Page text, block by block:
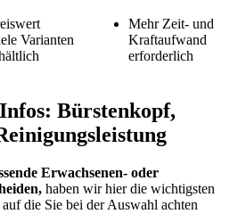
Varianten
Mehr Zeit- und
Kraftaufwand
erforderlich
Bürstenkopf,
Erwachsenen- oder
haben wir hier die wichtigsten
die Sie bei der Auswahl achten